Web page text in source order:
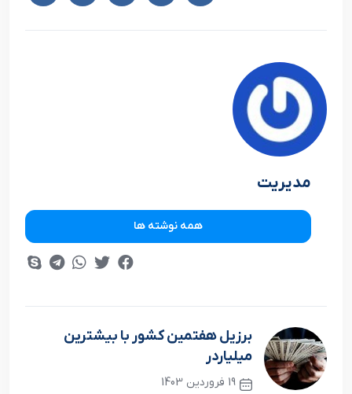
مدیریت
همه نوشته ها
برزیل هفتمین کشور با بیشترین
میلیاردر
19 فروردین 1403